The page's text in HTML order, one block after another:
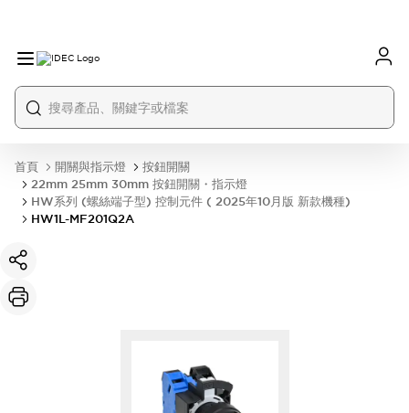
首頁 開關與指示燈
按鈕開關
22mm 25mm 30mm 按鈕開關・指示燈
HW系列 (螺絲端子型) 控制元件 ( 2025年10月版 新款機種)
HW1L-MF201Q2A